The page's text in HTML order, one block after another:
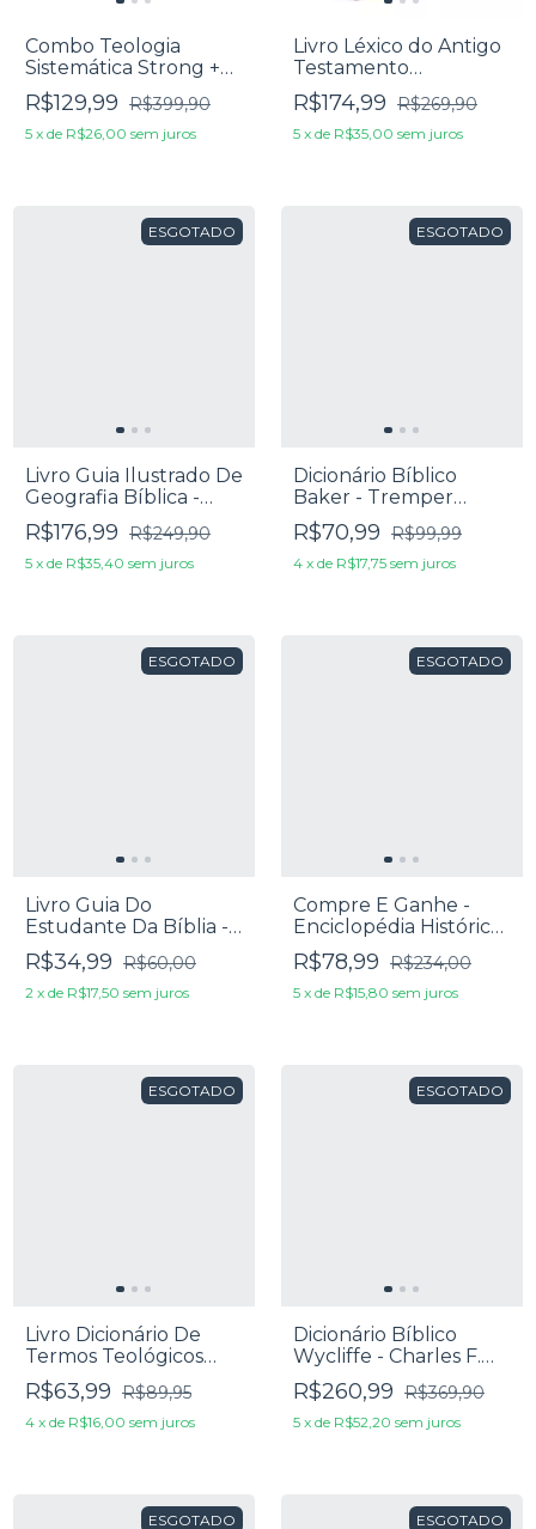
Combo Teologia
Sistemática Strong +
Livro Enciclopédia
Histórica Da Vida De
Jesus
R$129,99 R$399,90
5 x de R$26,00 sem juros
Livro Léxico do Antigo
Testamento
Interlinear – Hebraico-
Português - Volume 5
- Edson de Faria
R$174,99 R$269,90
5 x de R$35,00 sem juros
ESGOTADO
Livro Guia Ilustrado De
Geografia Bíblica -
Paul H. Wright
R$176,99 R$249,90
5 x de R$35,40 sem juros
ESGOTADO
Dicionário Bíblico
Baker - Tremper
Longman III
R$70,99 R$99,99
4 x de R$17,75 sem juros
ESGOTADO
Livro Guia Do
Estudante Da Bíblia -
Matheus Soares
R$34,99 R$60,00
2 x de R$17,50 sem juros
ESGOTADO
Compre E Ganhe -
Enciclopédia Histórica
Da Vida De Jesus de
Rodrigo Silva + 3 livros
R$78,99 R$234,00
5 x de R$15,80 sem juros
ESGOTADO
Livro Dicionário De
Termos Teológicos
Latinos E Gregos -
Richard A. Muller
R$63,99 R$89,95
4 x de R$16,00 sem juros
ESGOTADO
Dicionário Bíblico
Wycliffe - Charles F.
Pleiffer
R$260,99 R$369,90
5 x de R$52,20 sem juros
ESGOTADO ESGOTADO